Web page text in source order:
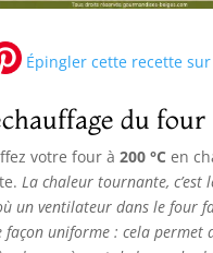
Épingler cette recette
du four
votre four à 200 °C en
La chaleur tournante, c’est
un ventilateur dans le four
façon uniforme : cela permet